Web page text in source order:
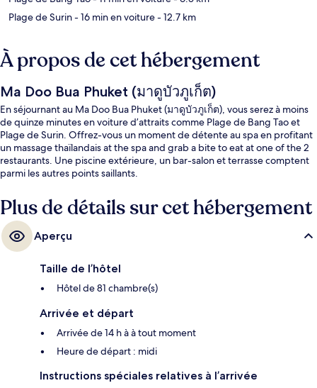
Plage de Surin- 16 min en voiture- 12.7 km
À propos de cet hébergement
Ma Doo Bua Phuket (มาดูบัวภูเก็ต)
En séjournant au Ma Doo Bua Phuket (มาดูบัวภูเก็ต), vous serez à moins
de quinze minutes en voiture d’attraits comme Plage de Bang Tao et
Plage de Surin. Offrez-vous un moment de détente au spa en profitant
un massage thaïlandais at the spa and grab a bite to eat at one of the 2
restaurants. Une piscine extérieure, un bar-salon et terrasse comptent
parmi les autres points saillants.
Plus de détails sur cet hébergement
Aperçu
Taille de l’hôtel
Hôtel de 81 chambre(s)
Arrivée et départ
Arrivée de 14 h à à tout moment
Heure de départ : midi
Instructions spéciales relatives à l’arrivée